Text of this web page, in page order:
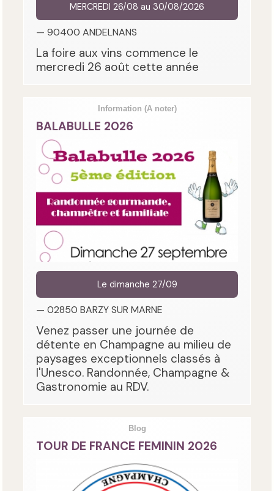
MERCREDI 26/08 au 30/08/2026
— 90400 ANDELNANS
La foire aux vins commence le
mercredi 26 août cette année
Information (A noter)
BALABULLE 2026
Le dimanche 27/09
— 02850 BARZY SUR MARNE
Venez passer une journée de
détente en Champagne au milieu de
paysages exceptionnels classés à
l'Unesco. Randonnée, Champagne &
Gastronomie au RDV.
Blog
TOUR DE FRANCE FEMININ 2026